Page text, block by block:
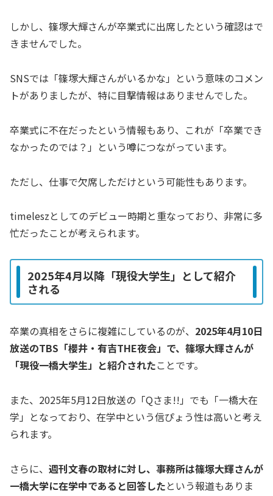
しかし、篠塚大輝さんが卒業式に出席したという確認はで
きませんでした。
SNSでは「篠塚大輝さんがいるかな」という意味のコメン
トがありましたが、特に目撃情報はありませんでした。
卒業式に不在だったという情報もあり、これが「卒業でき
なかったのでは？」という噂につながっています。
ただし、仕事で欠席しただけという可能性もあります。
timeleszとしてのデビュー時期と重なっており、非常に多
忙だったことが考えられます。
2025年4月以降「現役大学生」として紹介
される
卒業の真相をさらに複雑にしているのが、 2025年4月10日
放送のTBS「櫻井・有吉THE夜会」で、篠塚大輝さんが
「現役一橋大学生」と紹介されたことです。
また、2025年5月12日放送の「Qさま!!」でも「一橋大在
学」となっており、在学中という信ぴょう性は高いと考え
られます。
さらに、 週刊文春の取材に対し、事務所は篠塚大輝さんが
一橋大学に在学中であると回答したという報道もありま